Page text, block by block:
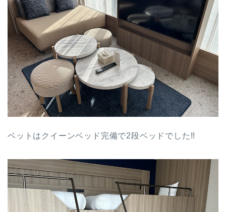
ベットはクイーンベッド完備で2段ベッドでした!!